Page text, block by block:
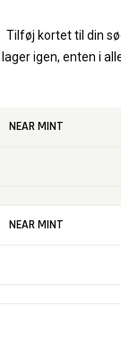
Tilføj kortet til din
lager igen, enten i
NEAR MINT
NEAR MINT